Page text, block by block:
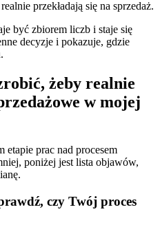
przekładają się na sprzedaż.
być zbiorem liczb i staje się
decyzje i pokazuje, gdzie
żeby realnie
w mojej
etapie prac nad procesem
poniżej jest lista objawów,
czy Twój proces